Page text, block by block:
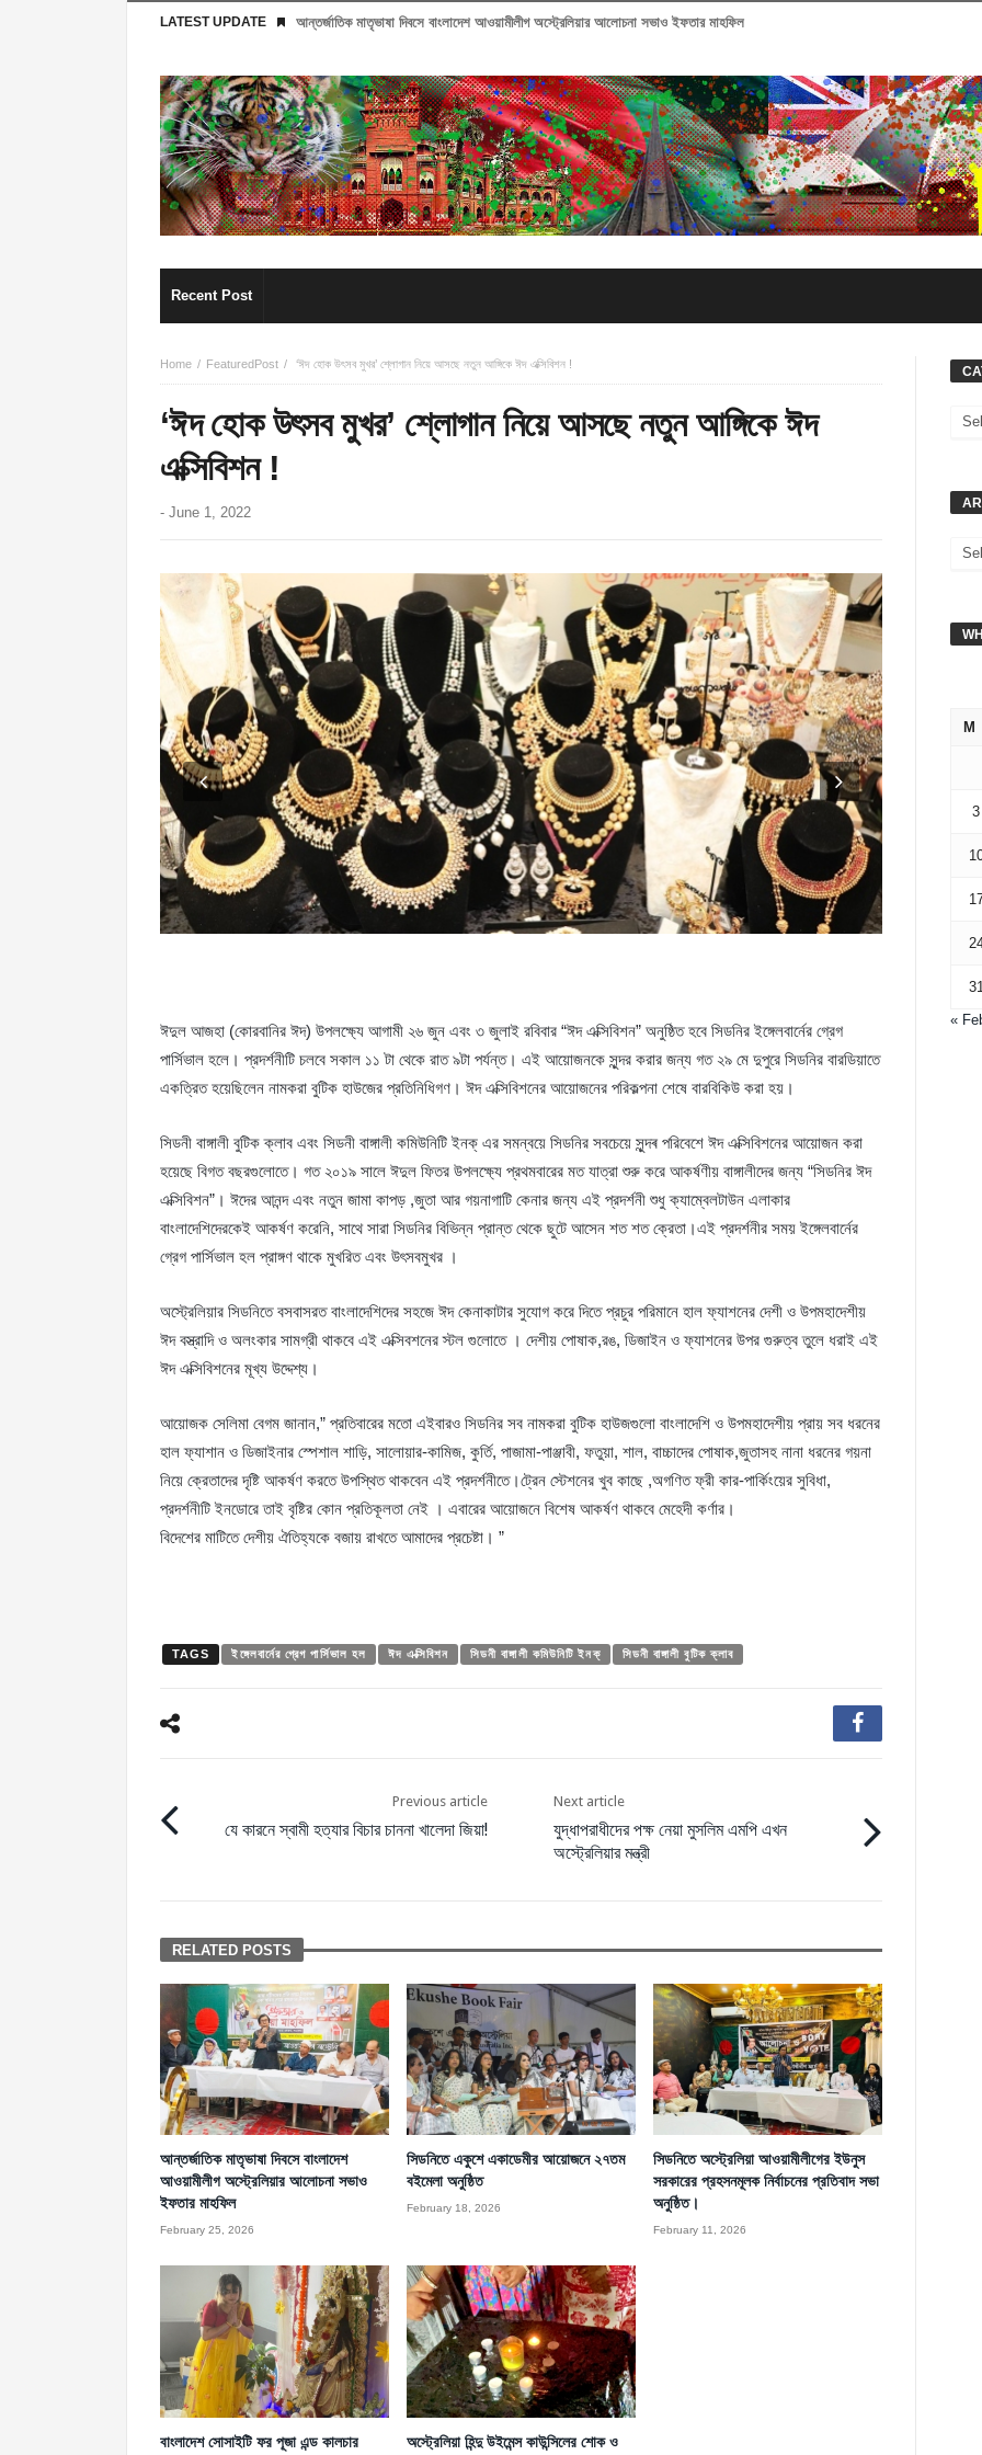
LATEST UPDATE আন্তর্জাতিক মাতৃভাষা দিবসে বাংলাদেশ আওয়ামীলীগ অস্ট্রেলিয়ার আলোচনা সভাও ইফতার মাহফিল
Recent Post
Home FeaturedPost ‘ঈদ হোক উৎসব মুখর’ শ্লোগান নিয়ে আসছে নতুন আঙ্গিকে ঈদ এক্সিবিশন !
‘ঈদ হোক উৎসব মুখর’ শ্লোগান নিয়ে আসছে নতুন আঙ্গিকে ঈদ
এক্সিবিশন !
- June 1, 2022
ঈদুল আজহা (কোরবানির ঈদ) উপলক্ষ্যে আগামী ২৬ জুন এবং ৩ জুলাই রবিবার “ঈদ এক্সিবিশন” অনুষ্ঠিত হবে সিডনির ইঙ্গেলবার্নের গ্রেগ
পার্সিভাল হলে। প্রদর্শনীটি চলবে সকাল ১১ টা থেকে রাত ৯টা পর্যন্ত। এই আয়োজনকে সুন্দর করার জন্য গত ২৯ মে দুপুরে সিডনির বারডিয়াতে
একত্রিত হয়েছিলেন নামকরা বুটিক হাউজের প্রতিনিধিগণ। ঈদ এক্সিবিশনের আয়োজনের পরিকল্পনা শেষে বারবিকিউ করা হয়।
সিডনী বাঙ্গালী বুটিক ক্লাব এবং সিডনী বাঙ্গালী কমিউনিটি ইনক্ এর সমন্বয়ে সিডনির সবচেয়ে সুন্দৰ পরিবেশে ঈদ এক্সিবিশনের আয়োজন করা
হয়েছে বিগত বছরগুলোতে। গত ২০১৯ সালে ঈদুল ফিতর উপলক্ষ্যে প্রথমবারের মত যাত্রা শুরু করে আকর্ষণীয় বাঙ্গালীদের জন্য “সিডনির ঈদ
এক্সিবিশন”। ঈদের আনন্দ এবং নতুন জামা কাপড় ,জুতা আর গয়নাগাটি কেনার জন্য এই প্রদর্শনী শুধু ক্যাম্বেলটাউন এলাকার
বাংলাদেশিদেরকেই আকর্ষণ করেনি, সাথে সারা সিডনির বিভিন্ন প্রান্ত থেকে ছুটে আসেন শত শত ক্রেতা।এই প্রদর্শনীর সময় ইঙ্গেলবার্নের
গ্রেগ পার্সিভাল হল প্রাঙ্গণ থাকে মুখরিত এবং উৎসবমুখর ।
অস্ট্রেলিয়ার সিডনিতে বসবাসরত বাংলাদেশিদের সহজে ঈদ কেনাকাটার সুযোগ করে দিতে প্রচুর পরিমানে হাল ফ্যাশনের দেশী ও উপমহাদেশীয়
ঈদ বস্ত্রাদি ও অলংকার সামগ্রী থাকবে এই এক্সিবশনের স্টল গুলোতে । দেশীয় পোষাক,রঙ, ডিজাইন ও ফ্যাশনের উপর গুরুত্ব তুলে ধরাই এই
ঈদ এক্সিবিশনের মূখ্য উদ্দেশ্য।
আয়োজক সেলিমা বেগম জানান,” প্রতিবারের মতো এইবারও সিডনির সব নামকরা বুটিক হাউজগুলো বাংলাদেশি ও উপমহাদেশীয় প্রায় সব ধরনের
হাল ফ্যাশান ও ডিজাইনার স্পেশাল শাড়ি, সালোয়ার-কামিজ, কুর্তি, পাজামা-পাঞ্জাবী, ফতুয়া, শাল, বাচ্চাদের পোষাক,জুতাসহ নানা ধরনের গয়না
নিয়ে ক্রেতাদের দৃষ্টি আকর্ষণ করতে উপস্থিত থাকবেন এই প্রদর্শনীতে।ট্রেন স্টেশনের খুব কাছে ,অগণিত ফ্রী কার-পার্কিংয়ের সুবিধা,
প্রদর্শনীটি ইনডোরে তাই বৃষ্টির কোন প্রতিকূলতা নেই । এবারের আয়োজনে বিশেষ আকর্ষণ থাকবে মেহেদী কর্ণার।
বিদেশের মাটিতে দেশীয় ঐতিহ্যকে বজায় রাখতে আমাদের প্রচেষ্টা। ”
TAGS ইঙ্গেলবার্নের গ্রেগ পার্সিভাল হল ঈদ এক্সিবিশন সিডনী বাঙ্গালী কমিউনিটি ইনক্ সিডনী বাঙ্গালী বুটিক ক্লাব
Previous article
যে কারনে স্বামী হত্যার বিচার চাননা খালেদা জিয়া!
Next article
যুদ্ধাপরাধীদের পক্ষ নেয়া মুসলিম এমপি এখন
অস্ট্রেলিয়ার মন্ত্রী
RELATED POSTS
আন্তর্জাতিক মাতৃভাষা দিবসে বাংলাদেশ
আওয়ামীলীগ অস্ট্রেলিয়ার আলোচনা সভাও
ইফতার মাহফিল
February 25, 2026
সিডনিতে একুশে একাডেমীর আয়োজনে ২৭তম
বইমেলা অনুষ্ঠিত
February 18, 2026
সিডনিতে অস্ট্রেলিয়া আওয়ামীলীগের ইউনুস
সরকারের প্রহসনমূলক নির্বাচনের প্রতিবাদ সভা
অনুষ্ঠিত।
February 11, 2026
বাংলাদেশ সোসাইটি ফর পূজা এন্ড কালচার
অস্ট্রেলিয়া হিন্দু উইমেন্স কাউন্সিলের শোক ও
M
3
«